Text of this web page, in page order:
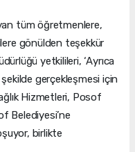
tüm öğretmenlere,
gönülden teşekkür
yetkilileri, ‘Ayrıca
gerçekleşmesi için
Hizmetleri, Posof
Belediyesi’ne
birlikte